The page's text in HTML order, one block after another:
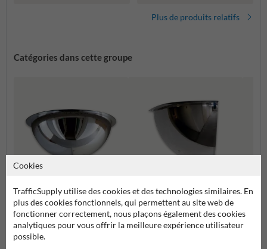
Plus de produits relatifs
Catégories dans cette groupe
Parkings/garages
Magasins
Cookies
TrafficSupply utilise des cookies et des technologies similaires. En
plus des cookies fonctionnels, qui permettent au site web de
fonctionner correctement, nous plaçons également des cookies
analytiques pour vous offrir la meilleure expérience utilisateur
possible.